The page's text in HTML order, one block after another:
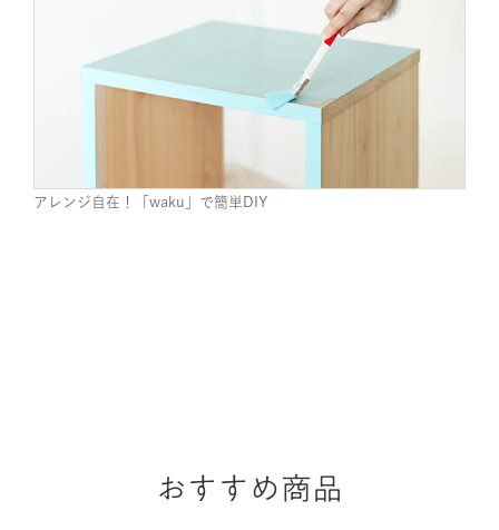
アレンジ自在！「waku」で簡単DIY
おすすめ商品